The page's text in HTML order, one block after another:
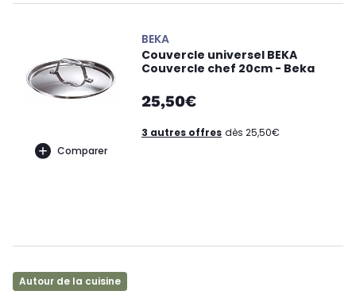
Comparer
BEKA
Couvercle universel BEKA
Couvercle chef 20cm - Beka
25,50€
3 autres offres dès 25,50€
Autour de la cuisine